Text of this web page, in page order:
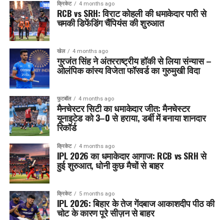
क्रिकेट 4 months ago
RCB vs SRH: विराट कोहली की धमाकेदार पारी से
चमकी डिफेंडिंग चैंपियंस की शुरुआत
खेल 4 months ago
गुरजंत सिंह ने अंतरराष्ट्रीय हॉकी से लिया संन्यास –
ओलंपिक कांस्य विजेता फॉरवर्ड का गुरुमुखी विदा
फुटबॉल 4 months ago
मैनचेस्टर सिटी का धमाकेदार जीत: मैनचेस्टर
यूनाइटेड को 3–0 से हराया, डर्बी में बनाया शानदार
रिकॉर्ड
क्रिकेट 4 months ago
IPL 2026 का धमाकेदार आगाज: RCB vs SRH से
हुई शुरुआत, धोनी कुछ मैचों से बाहर
क्रिकेट 5 months ago
IPL 2026: बिहार के तेज गेंदबाज आकाशदीप पीठ की
चोट के कारण पूरे सीज़न से बाहर